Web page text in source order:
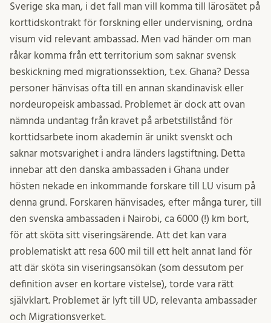
Sverige ska man, i det fall man vill komma till lärosätet på
korttidskontrakt för forskning eller undervisning, ordna
visum vid relevant ambassad. Men vad händer om man
råkar komma från ett territorium som saknar svensk
beskickning med migrationssektion, t.ex. Ghana? Dessa
personer hänvisas ofta till en annan skandinavisk eller
nordeuropeisk ambassad. Problemet är dock att ovan
nämnda undantag från kravet på arbetstillstånd för
korttidsarbete inom akademin är unikt svenskt och
saknar motsvarighet i andra länders lagstiftning. Detta
innebar att den danska ambassaden i Ghana under
hösten nekade en inkommande forskare till LU visum på
denna grund. Forskaren hänvisades, efter många turer, till
den svenska ambassaden i Nairobi, ca 6000 (!) km bort,
för att sköta sitt viseringsärende. Att det kan vara
problematiskt att resa 600 mil till ett helt annat land för
att där sköta sin viseringsansökan (som dessutom per
definition avser en kortare vistelse), torde vara rätt
självklart. Problemet är lyft till UD, relevanta ambassader
och Migrationsverket.